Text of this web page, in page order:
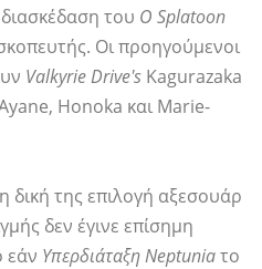
του Ο Splatoon
Οι προηγούμενοι
Valkyrie Drive's Kagurazaka
Honoka και Marie-
της επιλογή αξεσουάρ
δεν έγινε επίσημη
εάν Υπερδιάταξη Neptuniaτο